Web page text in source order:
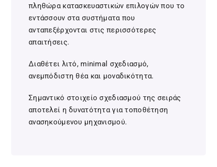
πληθώρα κατασκευαστικών επιλογών που το
εντάσσουν στα συστήματα που
ανταπεξέρχονται στις περισσότερες
απαιτήσεις.
Διαθέτει λιτό, minimal σχεδιασμό,
ανεμπόδιστη θέα και μοναδικότητα.
Σημαντικό στοιχείο σχεδιασμού της σειράς
αποτελεί η δυνατότητα για τοποθέτηση
ανασηκούμενου μηχανισμού.